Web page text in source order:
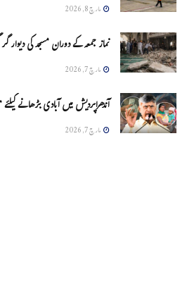
مارچ 8, 2026
نماز جمعہ کے دوران مسجد کی دیوار گر گئی،
مارچ 7, 2026
آندھراپردیش میں آبادی بڑھانے کیلئے
مارچ 7, 2026